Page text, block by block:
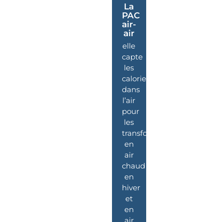
La
PAC
air-
air
elle
capte
les
calories
dans
l’air
pour
les
transformer
en
air
chaud
en
hiver
et
en